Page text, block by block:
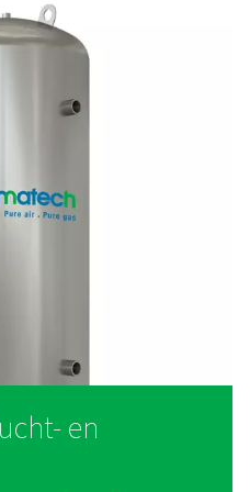
aan.
en
68/EU– AD 2000, module:
veiligheidsvoorschriften.
op de lange
druk.